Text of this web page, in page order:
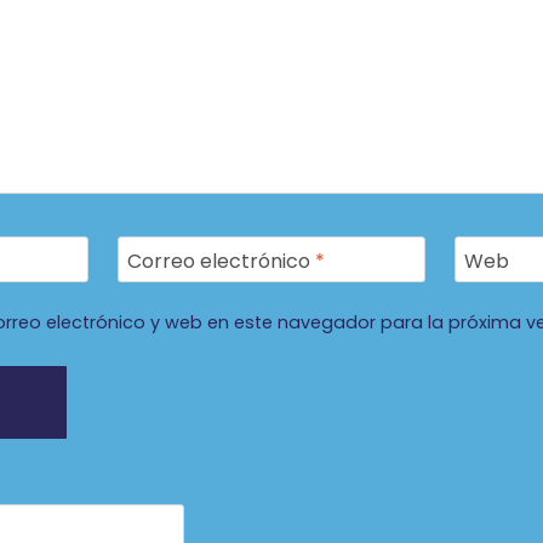
Correo electrónico * Web
electrónico y web en este navegador para la próxima